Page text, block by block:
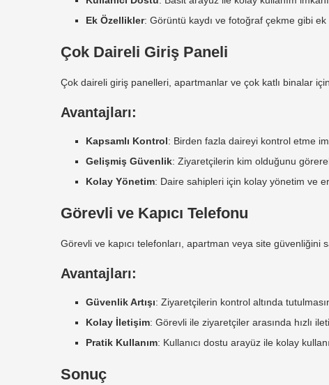
Ek Özellikler: Görüntü kaydı ve fotoğraf çekme gibi ek
Çok Daireli Giriş Paneli
Çok daireli giriş panelleri, apartmanlar ve çok katlı binalar
Avantajları:
Kapsamlı Kontrol: Birden fazla daireyi kontrol etme
Gelişmiş Güvenlik: Ziyaretçilerin kim olduğunu
Kolay Yönetim: Daire sahipleri için kolay yönetim ve
Görevli ve Kapıcı Telefonu
Görevli ve kapıcı telefonları, apartman veya site güvenliğini
Avantajları:
Güvenlik Artışı: Ziyaretçilerin kontrol altında
Kolay İletişim: Görevli ile ziyaretçiler arasında hızlı
Pratik Kullanım: Kullanıcı dostu arayüz ile kolay
Sonuç